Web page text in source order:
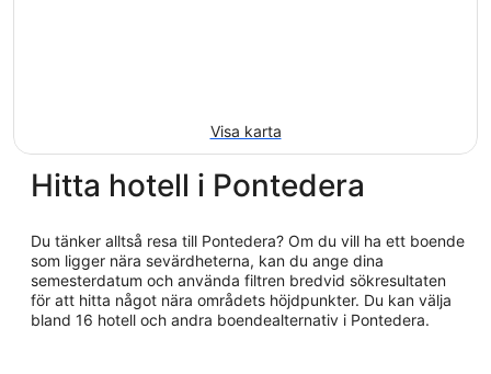
Visa karta
Hitta hotell i Pontedera
Du tänker alltså resa till Pontedera? Om du vill ha ett boende
som ligger nära sevärdheterna, kan du ange dina
semesterdatum och använda filtren bredvid sökresultaten
för att hitta något nära områdets höjdpunkter. Du kan välja
bland 16 hotell och andra boendealternativ i Pontedera.